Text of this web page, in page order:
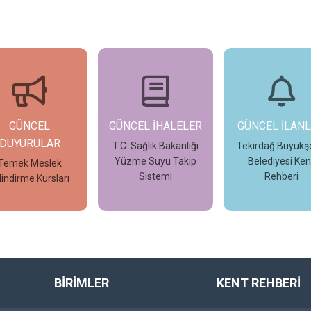
İHALELER
Sağlık Bakanlığı
Suyu Takip
Sistemi
GÜNCEL İLANLAR
Tekirdağ Büyükşehir
Belediyesi Kent
Rehberi
FOTO
Dernek &
Yazılımı
BİRİMLER KENT REHBERİ